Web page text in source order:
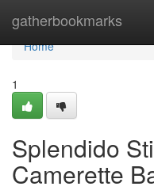
gatherbookmarks
Home
Home
1
Splendido
Camerette